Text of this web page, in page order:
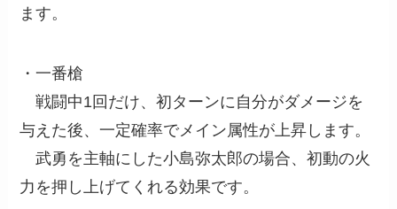
ます。
・一番槍
戦闘中1回だけ、初ターンに自分がダメージを
与えた後、一定確率でメイン属性が上昇します。
武勇を主軸にした小島弥太郎の場合、初動の火
力を押し上げてくれる効果です。